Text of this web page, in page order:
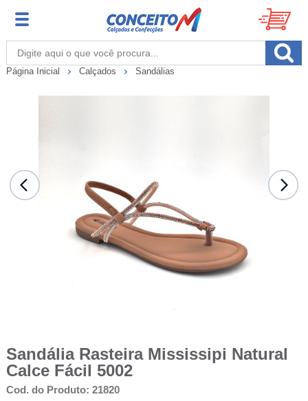
Página Inicial Calçados Sandálias
Sandália Rasteira Mississipi Natural
Calce Fácil 5002
Cod. do Produto: 21820